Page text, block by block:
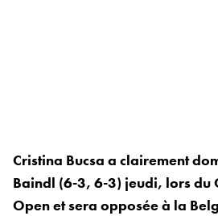
Cristina Bucsa a clairement
Baindl (6-3, 6-3) jeudi, lors du
Open et sera opposée à la